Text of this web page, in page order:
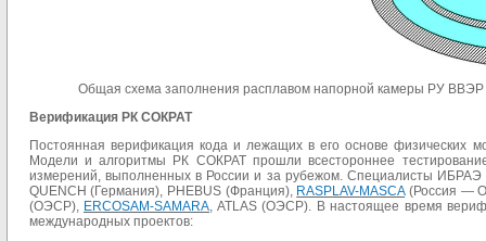
Общая схема заполнения расплавом напорной камеры РУ
Верификация РК СОКРАТ
Постоянная верификация кода и лежащих в его основе физических
Модели и алгоритмы РК СОКРАТ прошли всестороннее
измерений, выполненных в России и за рубежом. Специалисты
QUENCH (Германия), PHEBUS (Франция), RASPLAV-MASCA(Россия —
(ОЭСР), ERCOSAM-SAMARA, ATLAS (ОЭСР). В настоящее время
международных проектов: